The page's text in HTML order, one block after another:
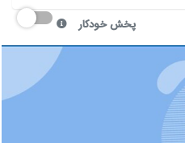
پخش خودکار